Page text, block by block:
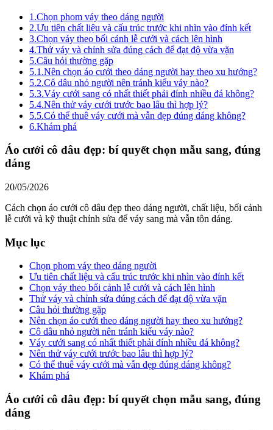
1.Chọn phom váy theo dáng người
2.Ưu tiên chất liệu và cấu trúc trước khi nhìn vào đính kết
3.Chọn váy theo bối cảnh lễ cưới và cách lên hình
4.Thử váy và chỉnh sửa đúng cách để đạt độ vừa vặn
5.Câu hỏi thường gặp
5.1.Nên chọn áo cưới theo dáng người hay theo xu hướng?
5.2.Cô dâu nhỏ người nên tránh kiểu váy nào?
5.3.Váy cưới sang có nhất thiết phải đính nhiều đá không?
5.4.Nên thử váy cưới trước bao lâu thì hợp lý?
5.5.Có thể thuê váy cưới mà vẫn đẹp đúng dáng không?
6.Khám phá
Áo cưới cô dâu đẹp: bí quyết chọn mẫu sang, đúng
dáng
20/05/2026
Cách chọn áo cưới cô dâu đẹp theo dáng người, chất liệu, bối cảnh
lễ cưới và kỹ thuật chỉnh sửa để váy sang mà vẫn tôn dáng.
Mục lục
Chọn phom váy theo dáng người
Ưu tiên chất liệu và cấu trúc trước khi nhìn vào đính kết
Chọn váy theo bối cảnh lễ cưới và cách lên hình
Thử váy và chỉnh sửa đúng cách để đạt độ vừa vặn
Câu hỏi thường gặp
Nên chọn áo cưới theo dáng người hay theo xu hướng?
Cô dâu nhỏ người nên tránh kiểu váy nào?
Váy cưới sang có nhất thiết phải đính nhiều đá không?
Nên thử váy cưới trước bao lâu thì hợp lý?
Có thể thuê váy cưới mà vẫn đẹp đúng dáng không?
Khám phá
Áo cưới cô dâu đẹp: bí quyết chọn mẫu sang, đúng
dáng